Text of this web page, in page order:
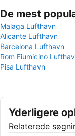
De mest
Malaga Lufthavn
Alicante Lufthavn
Barcelona Lufthavn
Rom Fiumicino
Pisa Lufthavn
Yderligere
Relaterede